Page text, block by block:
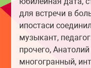
для встречи в
ипостаси
музыкант,
прочего,
многогранный,